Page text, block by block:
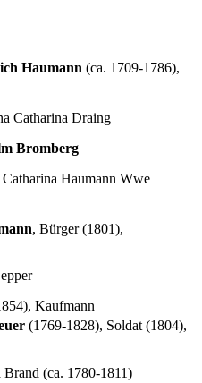
Haumann (ca. 1709-1786),
Catharina Draing
Bromberg
Haumann Wwe
, Bürger (1801),
Kaufmann
(1769-1828), Soldat (1804),
(ca. 1780-1811)